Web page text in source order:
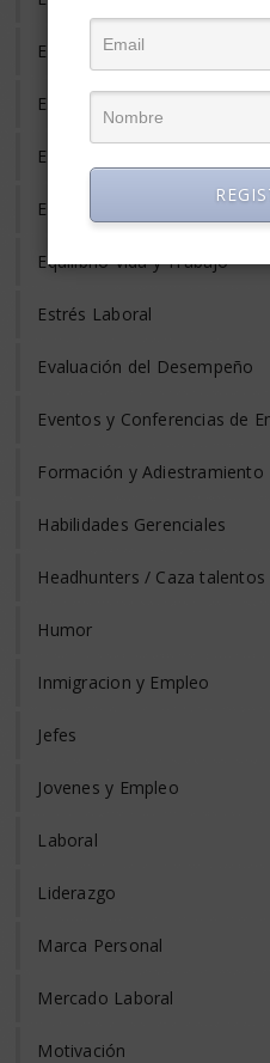
Empleo Informal
Empleo Temporal
Emprendedores
Entrevista de Trabajo
Equilibrio Vida y Trabajo
Estrés Laboral
Evaluación del Desempeño
Eventos y Conferencias de
Formación y Adiestramiento
Habilidades Gerenciales
Headhunters / Caza talentos
Humor
Inmigracion y Empleo
Jefes
Jovenes y Empleo
Laboral
Liderazgo
Marca Personal
Mercado Laboral
Motivación